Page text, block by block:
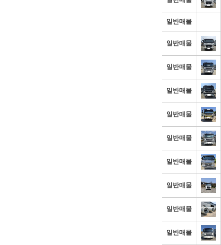
일반매물
일반매물
일반매물
일반매물
일반매물
일반매물
일반매물
일반매물
일반매물
일반매물